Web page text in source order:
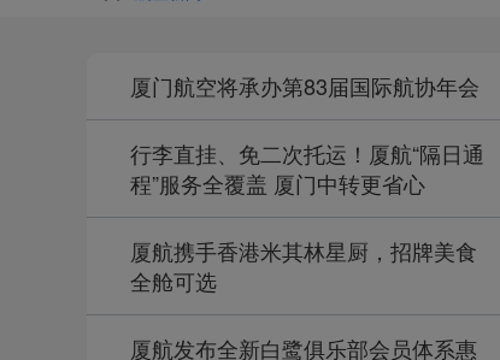
厦门航空将承办第83届国际航协年会
行李直挂、免二次托运！厦航“隔日通
程”服务全覆盖 厦门中转更省心
厦航携手香港米其林星厨，招牌美食
全舱可选
厦航发布全新白鹭俱乐部会员体系惠